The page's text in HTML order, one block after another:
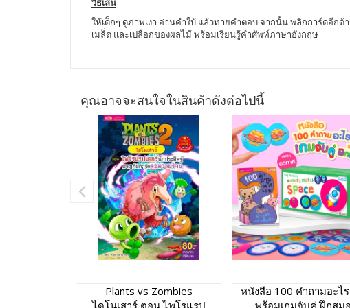
วิธีเล่น
ให้เด็กๆ ดูภาพเงา อ่านคำใบ้ แล้วทายคำตอบ จากนั้น พลิกการ์ดอีก
เมล็ด และเปลือกของผลไม้ พร้อมเรียนรู้คำศัพท์ภาษาอังกฤษ
คุณอาจจะสนใจในสินค้าดังต่อไปนี้
Plants vs Zombies
ไดโนเสาร์ ตอน ไพโรแรป
หนังสือ 100 คำถามอะไร
พร้อมเกมจับคู่ ฝึกสม